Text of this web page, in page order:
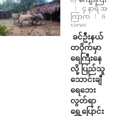
၄ နာရီ အ
ကြာက
6
views
⁩ ⁨ခင်ဦးနယ်
တဝိုက်မှာ
ရေကြီးနေ
လို့ ပြည်သူ
သောင်းချီ
ရေဘေး
လွတ်ရာ
ရွှေ့ပြောင်း